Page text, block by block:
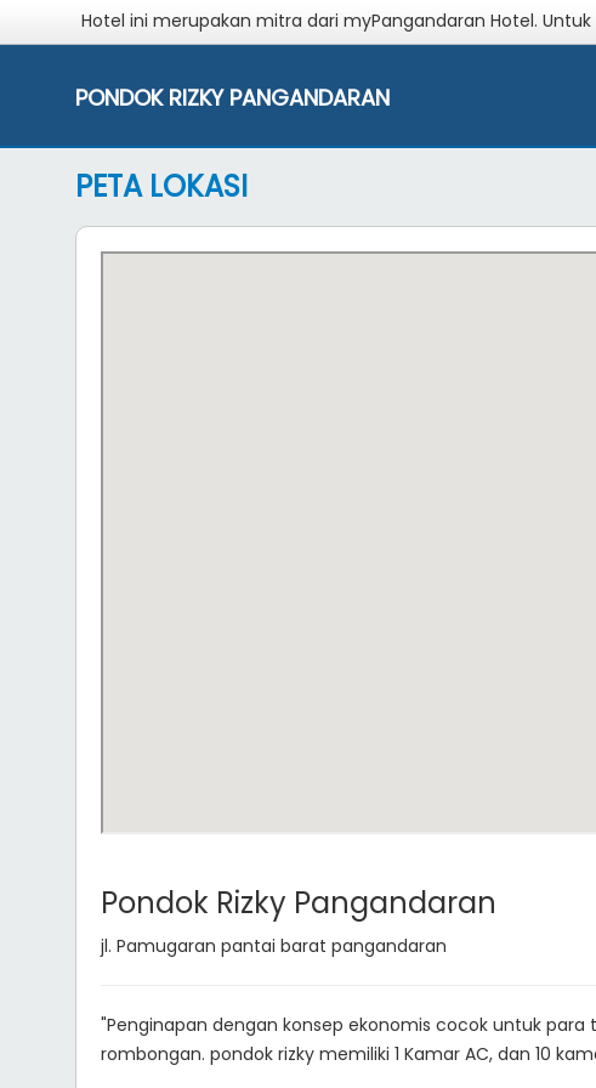
Hotel ini merupakan mitra dari myPangandaran Hotel.
PONDOK RIZKY PANGANDARAN
PETA LOKASI
Pondok Rizky Pangandaran
jl. Pamugaran pantai barat pangandaran
"Penginapan dengan konsep ekonomis cocok untuk
rombongan. pondok rizky memiliki 1 Kamar AC, dan 10